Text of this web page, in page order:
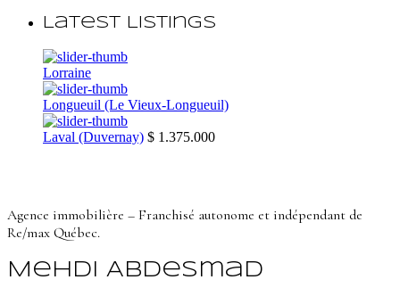
Latest Listings
Lorraine
Longueuil (Le Vieux-Longueuil)
Laval (Duvernay) $ 1.375.000
Agence immobilière – Franchisé autonome et indépendant de
Re/max Québec.
Mehdi Abdesmad